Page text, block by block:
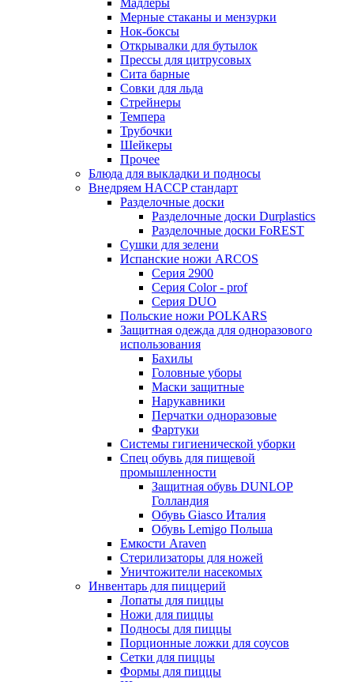
Мадлеры
Мерные стаканы и мензурки
Нок-боксы
Открывалки для бутылок
Прессы для цитрусовых
Сита барные
Совки для льда
Стрейнеры
Темпера
Трубочки
Шейкеры
Прочее
Блюда для выкладки и подносы
Внедряем HACCP стандарт
Разделочные доски
Разделочные доски Durplastics
Разделочные доски FoREST
Сушки для зелени
Испанские ножи ARCOS
Серия 2900
Серия Color - prof
Серия DUO
Польские ножи POLKARS
Защитная одежда для одноразового
использования
Бахилы
Головные уборы
Маски защитные
Нарукавники
Перчатки одноразовые
Фартуки
Системы гигиенической уборки
Спец обувь для пищевой
промышленности
Защитная обувь DUNLOP
Голландия
Обувь Giasco Италия
Обувь Lemigo Польша
Емкости Araven
Стерилизаторы для ножей
Уничтожители насекомых
Инвентарь для пиццерий
Лопаты для пиццы
Ножи для пиццы
Подносы для пиццы
Порционные ложки для соусов
Сетки для пиццы
Формы для пиццы